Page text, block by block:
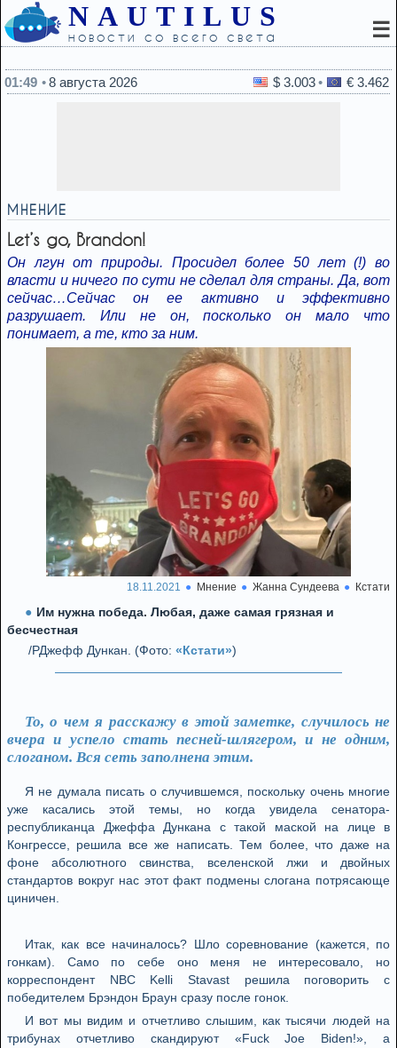
NAUTILUS
новости со всего света ☰
01:49
8 августа 2026 $ 3.003 € 3.462
МНЕНИЕ
Let’s go, Brandon!
Он лгун от природы. Просидел более 50 лет (!) во
власти и ничего по сути не сделал для страны. Да, вот
сейчас…Сейчас он ее активно и эффективно
разрушает. Или не он, посколько он мало что
понимает, а те, кто за ним.
18.11.2021 Мнение Жанна Сундеева Кстати
Им нужна победа. Любая, даже самая грязная и
бесчестная
/РДжефф Дункан. (Фото: «Кстати»)
То, о чем я расскажу в этой заметке, случилось не
вчера и успело стать песней-шлягером, и не одним,
слоганом. Вся сеть заполнена этим.
Я не думала писать о случившемся, поскольку очень многие
уже касались этой темы, но когда увидела сенатора-
республиканца Джеффа Дункана с такой маской на лице в
Конгрессе, решила все же написать. Тем более, что даже на
фоне абсолютного свинства, вселенской лжи и двойных
стандартов вокруг нас этот факт подмены слогана потрясающе
циничен.
Итак, как все начиналось? Шло соревнование (кажется, по
гонкам). Само по себе оно меня не интересовало, но
корреспондент NBC Kelli Stavast решила поговорить с
победителем Брэндон Браун сразу после гонок.
И вот мы видим и отчетливо слышим, как тысячи людей на
трибунах отчетливо скандируют «Fuck Joe Biden!», а